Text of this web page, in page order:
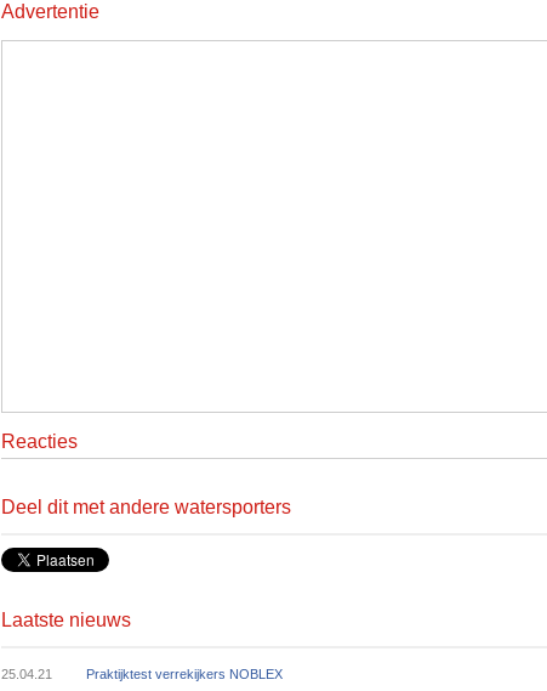
Advertentie
Reacties
Deel dit met andere watersporters
Laatste nieuws
25.04.21
Praktijktest verrekijkers NOBLEX